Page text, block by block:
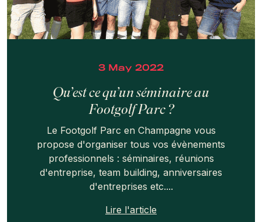
3 May 2022
Qu’est ce qu’un séminaire au
Footgolf Parc ?
Le Footgolf Parc en Champagne vous
propose d'organiser tous vos évènements
professionnels : séminaires, réunions
d'entreprise, team building, anniversaires
d'entreprises etc....
Lire l'article